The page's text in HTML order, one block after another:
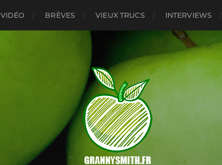
VIDÉO BRÈVES VIEUX TRUCS INTERVIEWS